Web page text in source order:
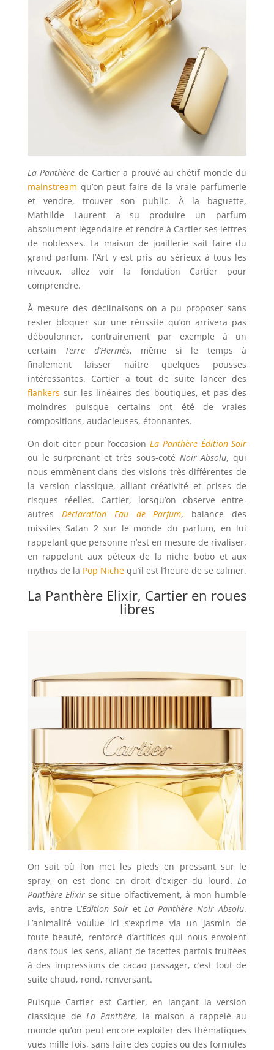
La Panthère de Cartier a prouvé au chétif monde du
mainstream qu’on peut faire de la vraie parfumerie
et vendre, trouver son public. À la baguette,
Mathilde Laurent a su produire un parfum
absolument légendaire et rendre à Cartier ses lettres
de noblesses. La maison de joaillerie sait faire du
grand parfum, l’Art y est pris au sérieux à tous les
niveaux, allez voir la fondation Cartier pour
comprendre.
À mesure des déclinaisons on a pu proposer sans
rester bloquer sur une réussite qu’on arrivera pas
déboulonner, contrairement par exemple à un
certain Terre d’Hermès, même si le temps à
finalement laisser naître quelques pousses
intéressantes. Cartier a tout de suite lancer des
flankers sur les linéaires des boutiques, et pas des
moindres puisque certains ont été de vraies
compositions, audacieuses, étonnantes.
On doit citer pour l’occasion La Panthère Édition Soir
ou le surprenant et très sous-coté Noir Absolu, qui
nous emmènent dans des visions très différentes de
la version classique, alliant créativité et prises de
risques réelles. Cartier, lorsqu’on observe entre-
autres Déclaration Eau de Parfum, balance des
missiles Satan 2 sur le monde du parfum, en lui
rappelant que personne n’est en mesure de rivaliser,
en rappelant aux péteux de la niche bobo et aux
mythos de la Pop Nichequ’il est l’heure de se calmer.
La Panthère Elixir, Cartier en roues
libres
On sait où l’on met les pieds en pressant sur le
spray, on est donc en droit d’exiger du lourd.La
Panthère Elixir se situe olfactivement, à mon humble
avis, entre L’Édition SoiretLa Panthère Noir Absolu.
L’animalité voulue ici s’exprime via un jasmin de
toute beauté, renforcé d’artifices qui nous envoient
dans tous les sens, allant de facettes parfois fruitées
à des impressions de cacao passager, c’est tout de
suite chaud, rond, renversant.
Puisque Cartier est Cartier, en lançant la version
classique de La Panthère, la maison a rappelé au
monde qu’on peut encore exploiter des thématiques
vues mille fois, sans faire des copies ou des formules